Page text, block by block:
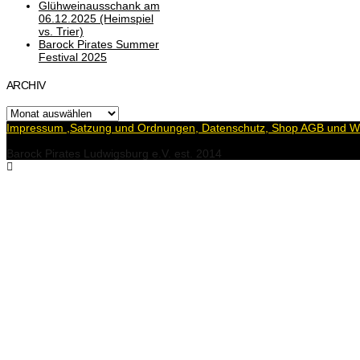
Glühweinausschank am
06.12.2025 (Heimspiel
vs. Trier)
Barock Pirates Summer
Festival 2025
ARCHIV
Archiv
Impressum ,Satzung und Ordnungen, Datenschutz, Shop AGB und
Barock Pirates Ludwigsburg e.V. est. 2014